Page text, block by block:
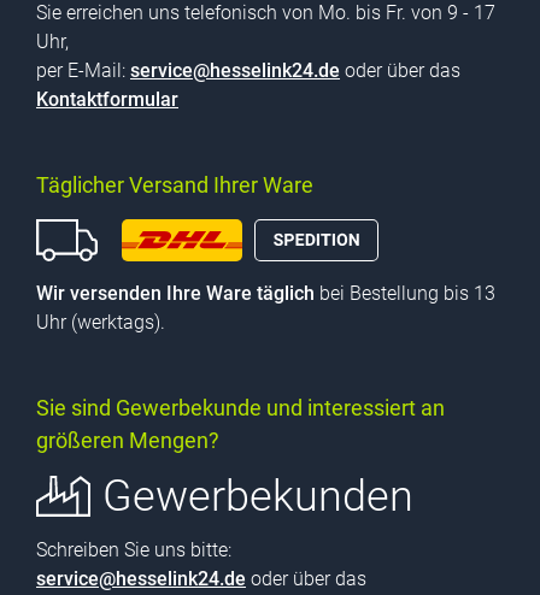
Sie erreichen uns telefonisch von Mo. bis Fr. von 9 - 17
Uhr,
per E-Mail: service@hesselink24.de oder über das
Kontaktformular
Täglicher Versand Ihrer Ware
Wir versenden Ihre Ware täglich bei Bestellung bis 13
Uhr (werktags).
Sie sind Gewerbekunde und interessiert an
größeren Mengen?
Gewerbekunden
Schreiben Sie uns bitte:
service@hesselink24.de oder über das